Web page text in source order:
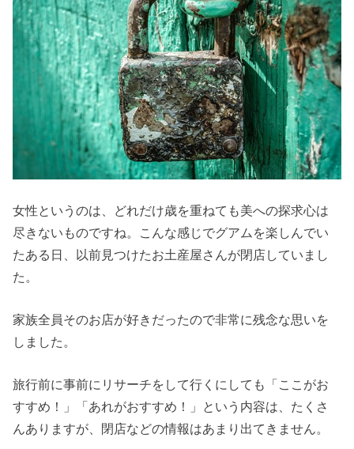
女性というのは、どれだけ歳を重ねても美への探求心は
尽きないものですね。こんな感じでグアムを楽しんでい
たある日、以前見つけたお土産屋さんが閉店していまし
た。
家族全員そのお店が好きだったので非常に残念な思いを
しました。
旅行前に事前にリサーチをして行くにしても「ここがお
すすめ！」「あれがおすすめ！」という内容は、たくさ
んありますが、閉店などの情報はあまり出てきません。